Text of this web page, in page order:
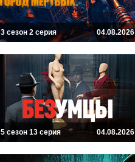
3 сезон 2 серия 04.08.2026
5 сезон 13 серия 04.08.2026